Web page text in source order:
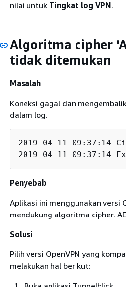
nilai untuk Tingkat log VPN.
Algoritma cipher
tidak ditemukan
Masalah
Koneksi gagal dan
dalam log.
2019-04-11 09:37:14
2019-04-11
Penyebab
Aplikasi ini menggunakan versi
mendukung algoritma cipher.
Solusi
Pilih versi OpenVPN yang
melakukan hal berikut: